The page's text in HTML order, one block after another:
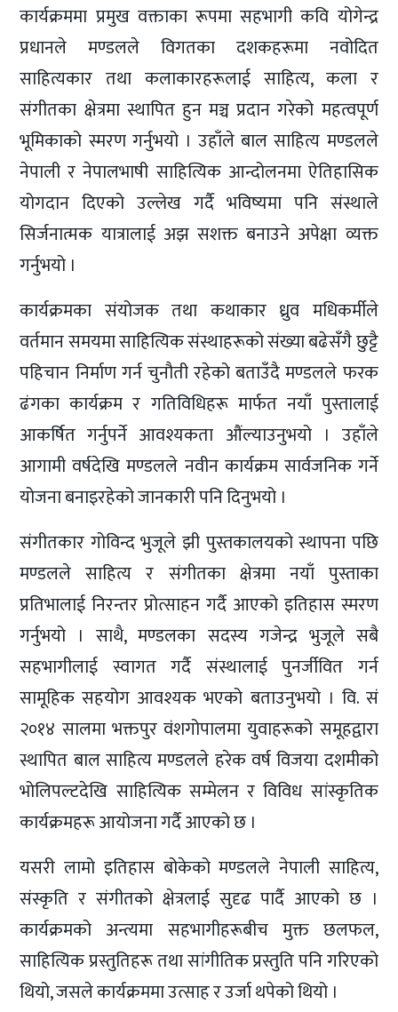
कार्यक्रममा प्रमुख वक्ताका रूपमा सहभागी कवि योगेन्द्र
प्रधानले मण्डलले विगतका दशकहरूमा नवोदित
साहित्यकार तथा कलाकारहरूलाई साहित्य, कला र
संगीतका क्षेत्रमा स्थापित हुन मञ्च प्रदान गरेको महत्वपूर्ण
भूमिकाको स्मरण गर्नुभयो । उहाँले बाल साहित्य मण्डलले
नेपाली र नेपालभाषी साहित्यिक आन्दोलनमा ऐतिहासिक
योगदान दिएको उल्लेख गर्दै भविष्यमा पनि संस्थाले
सिर्जनात्मक यात्रालाई अझ सशक्त बनाउने अपेक्षा व्यक्त
गर्नुभयो ।
कार्यक्रमका संयोजक तथा कथाकार ध्रुव मधिकर्मीले
वर्तमान समयमा साहित्यिक संस्थाहरूको संख्या बढेसँगै छुट्टै
पहिचान निर्माण गर्न चुनौती रहेको बताउँदै मण्डलले फरक
ढंगका कार्यक्रम र गतिविधिहरू मार्फत नयाँ पुस्तालाई
आकर्षित गर्नुपर्ने आवश्यकता औंल्याउनुभयो । उहाँले
आगामी वर्षदेखि मण्डलले नवीन कार्यक्रम सार्वजनिक गर्ने
योजना बनाइरहेको जानकारी पनि दिनुभयो ।
संगीतकार गोविन्द भुजूले झी पुस्तकालयको स्थापना पछि
मण्डलले साहित्य र संगीतका क्षेत्रमा नयाँ पुस्ताका
प्रतिभालाई निरन्तर प्रोत्साहन गर्दै आएको इतिहास स्मरण
गर्नुभयो । साथै, मण्डलका सदस्य गजेन्द्र भुजूले सबै
सहभागीलाई स्वागत गर्दै संस्थालाई पुनर्जीवित गर्न
सामूहिक सहयोग आवश्यक भएको बताउनुभयो । वि. सं
२०१४ सालमा भक्तपुर वंशगोपालमा युवाहरूको समूहद्वारा
स्थापित बाल साहित्य मण्डलले हरेक वर्ष विजया दशमीको
भोलिपल्टदेखि साहित्यिक सम्मेलन र विविध सांस्कृतिक
कार्यक्रमहरू आयोजना गर्दै आएको छ ।
यसरी लामो इतिहास बोकेको मण्डलले नेपाली साहित्य,
संस्कृति र संगीतको क्षेत्रलाई सुदृढ पार्दै आएको छ ।
कार्यक्रमको अन्त्यमा सहभागीहरूबीच मुक्त छलफल,
साहित्यिक प्रस्तुतिहरू तथा सांगीतिक प्रस्तुति पनि गरिएको
थियो, जसले कार्यक्रममा उत्साह र उर्जा थपेको थियो ।